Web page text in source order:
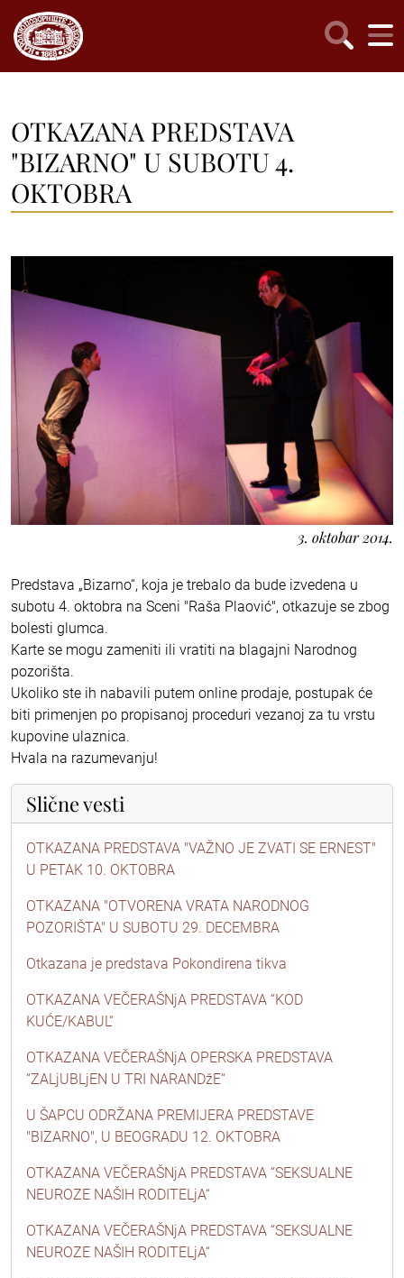
OTKAZANA PREDSTAVA
"BIZARNO" U SUBOTU 4.
OKTOBRA
3. oktobar 2014.
Predstava „Bizarno“, koja je trebalo da bude izvedena u
subotu 4. oktobra na Sceni "Raša Plaović", otkazuje se zbog
bolesti glumca.
Karte se mogu zameniti ili vratiti na blagajni Narodnog
pozorišta.
Ukoliko ste ih nabavili putem online prodaje, postupak će
biti primenjen po propisanoj proceduri vezanoj za tu vrstu
kupovine ulaznica.
Hvala na razumevanju!
Slične vesti
OTKAZANA PREDSTAVA "VAŽNO JE ZVATI SE ERNEST"
U PETAK 10. OKTOBRA
OTKAZANA "OTVORENA VRATA NARODNOG
POZORIŠTA" U SUBOTU 29. DECEMBRA
Otkazana je predstava Pokondirena tikva
OTKAZANA VEČERAŠNjA PREDSTAVA “KOD
KUĆE/KABUL“
OTKAZANA VEČERAŠNjA OPERSKA PREDSTAVA
“ZALjUBLjEN U TRI NARANDžE“
U ŠAPCU ODRŽANA PREMIJERA PREDSTAVE
"BIZARNO", U BEOGRADU 12. OKTOBRA
OTKAZANA VEČERAŠNjA PREDSTAVA “SEKSUALNE
NEUROZE NAŠIH RODITELjA“
OTKAZANA VEČERAŠNjA PREDSTAVA “SEKSUALNE
NEUROZE NAŠIH RODITELjA“